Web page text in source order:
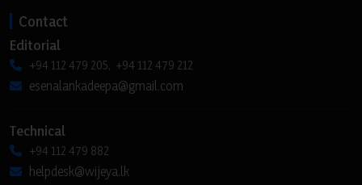
Contact
Editorial
+94 112 479 205, +94 112 479 212
esenalankadeepa@gmail.com
Technical
+94 112 479 882
helpdesk@wijeya.lk